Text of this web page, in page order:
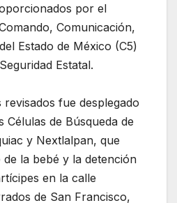
por el
Comunicación,
Estado de México (C5)
Estatal.
fue desplegado
de Búsqueda de
y Nextlalpan, que
la bebé y la detención
en la calle
de San Francisco,